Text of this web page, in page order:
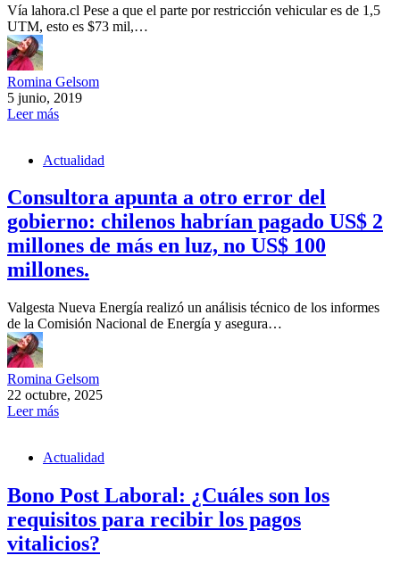
Vía lahora.cl Pese a que el parte por restricción vehicular es de 1,5
UTM, esto es $73 mil,…
Romina Gelsom
5 junio, 2019
Leer más
Actualidad
Consultora apunta a otro error del
gobierno: chilenos habrían pagado US$ 2
millones de más en luz, no US$ 100
millones.
Valgesta Nueva Energía realizó un análisis técnico de los informes
de la Comisión Nacional de Energía y asegura…
Romina Gelsom
22 octubre, 2025
Leer más
Actualidad
Bono Post Laboral: ¿Cuáles son los
requisitos para recibir los pagos
vitalicios?